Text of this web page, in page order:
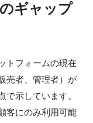
ギャップ
トフォームの現在
売者、管理者）が
で示しています。
客にのみ利用可能